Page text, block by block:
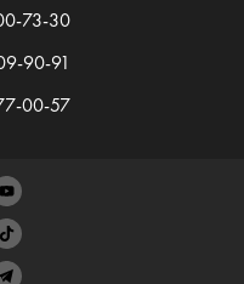
73-30
90-91
00-57